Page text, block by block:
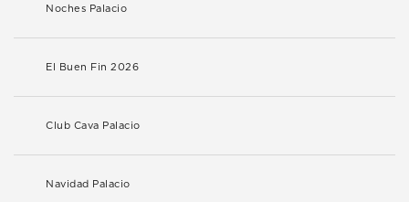
Noches Palacio
El Buen Fin 2026
Club Cava Palacio
Navidad Palacio